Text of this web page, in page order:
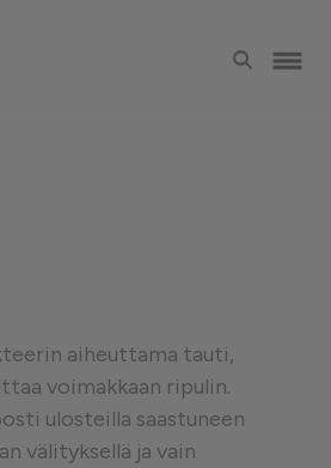
aiheuttama tauti,
voimakkaan ripulin.
ulosteilla saastuneen
välityksellä ja vain